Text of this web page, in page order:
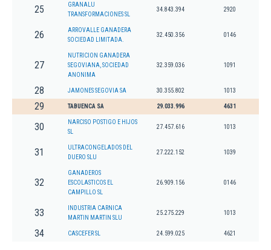
25
GRANALU
TRANSFORMACIONES SL
34.843.394 2920
26
ARROVALLE GANADERA
SOCIEDAD LIMITADA.
32.450.356 0146
27
NUTRICION GANADERA
SEGOVIANA, SOCIEDAD
ANONIMA
32.359.036 1091
28 JAMONES SEGOVIA SA 30.355.802 1013
29 TABUENCA SA 29.033.996 4631
30
NARCISO POSTIGO E HIJOS
SL
27.457.616 1013
31
ULTRACONGELADOS DEL
DUERO SLU
27.222.152 1039
32
GANADEROS
ESCOLASTICOS EL
CAMPILLO SL
26.909.156 0146
33
INDUSTRIA CARNICA
MARTIN MARTIN SLU
25.275.229 1013
34 CASCEFER SL 24.599.025 4621